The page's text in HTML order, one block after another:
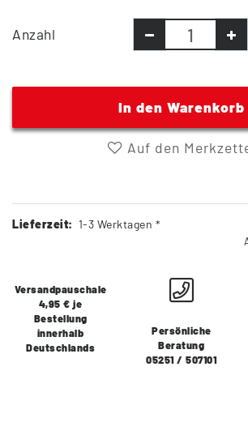
Anzahl
In den Warenkorb
Auf den
Lieferzeit: 1-3 Werktagen *
Versandpauschale
4,95 € je
Bestellung
innerhalb
Deutschlands
Persönliche
Beratung
05251 / 507101